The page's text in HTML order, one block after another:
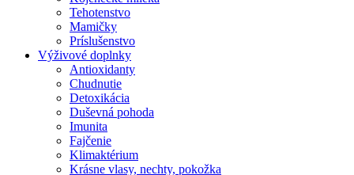
Tehotenstvo
Mamičky
Príslušenstvo
Výživové doplnky
Antioxidanty
Chudnutie
Detoxikácia
Duševná pohoda
Imunita
Fajčenie
Klimaktérium
Krásne vlasy, nechty, pokožka